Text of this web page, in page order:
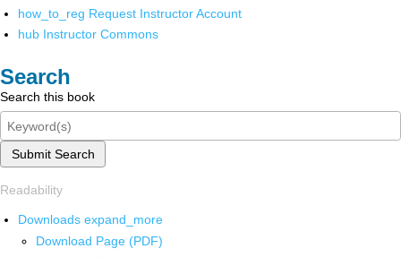
how_to_reg Request Instructor Account
hub Instructor Commons
Search
Search this book
Submit Search
Readability
Downloads expand_more
Download Page (PDF)